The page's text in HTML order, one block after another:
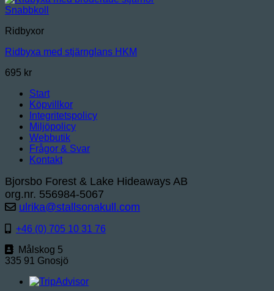
Snabbkoll
Ridbyxor
Ridbyxa med stjärnglans HKM
695 kr
Start
Köpvillkor
Integritetspolicy
Miljöpolicy
Webbutik
Frågor & Svar
Kontakt
Bjorsbo Forest & Lake Hideaways AB
org.nr. 556984-5067
ulrika@stallsonakull.com
+46 (0) 705 10 31 76
Målskog 5
335 91 Gnosjö